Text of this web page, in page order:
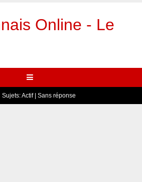
Online - Le
Sujets:Actif| Sans réponse